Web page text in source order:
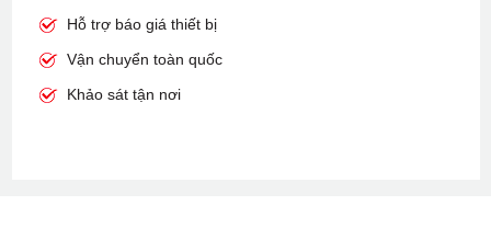
Hỗ trợ báo giá thiết bị
Vận chuyển toàn quốc
Khảo sát tận nơi